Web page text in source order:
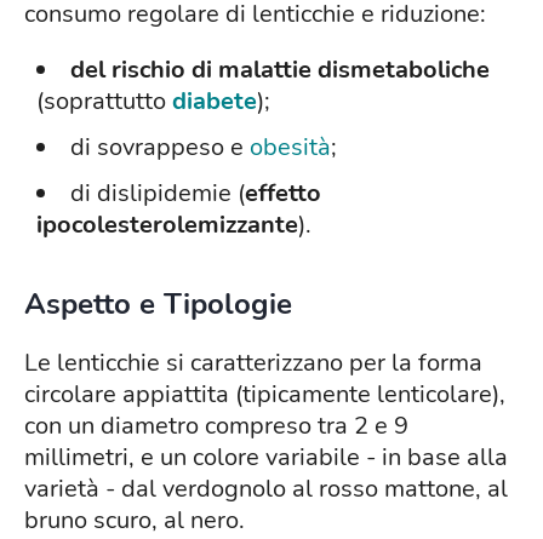
consumo regolare di lenticchie e riduzione:
del rischio di malattie dismetaboliche
(soprattuttodiabete);
di sovrappeso e obesità;
di dislipidemie (effetto
ipocolesterolemizzante).
Aspetto e Tipologie
Le lenticchie si caratterizzano per la forma
circolare appiattita (tipicamente lenticolare),
con un diametro compreso tra 2 e 9
millimetri, e un colore variabile - in base alla
varietà - dal verdognolo al rosso mattone, al
bruno scuro, al nero.